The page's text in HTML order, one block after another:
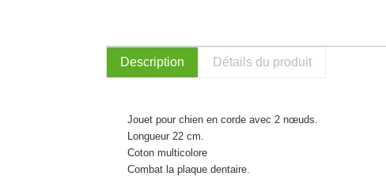
Description Détails du produit
Jouet pour chien en corde avec 2 nœuds.
Longueur 22 cm.
Coton multicolore
Combat la plaque dentaire.